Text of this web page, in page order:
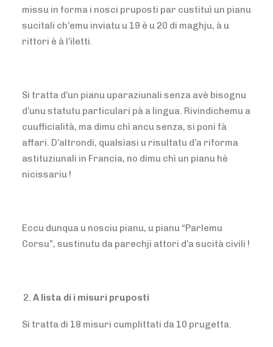
missu in forma i nosci pruposti par custituì un pianu
sucitali ch’emu inviatu u 19 è u 20 di maghju, à u
rittori è à l’iletti.
Si tratta d’un pianu uparaziunali senza avè bisognu
d’unu statutu particulari pà a lingua. Rivindichemu a
cuufficialità, ma dimu chì ancu senza, si poni fà
affari. D’altrondi, qualsìasi u risultatu d’a riforma
astituziunali in Francia, no dimu chì un pianu hè
nicissariu !
Eccu dunqua u nosciu pianu, u pianu “Parlemu
Corsu”, sustinutu da parechji attori d’a sucità civili !
A lista di i misuri pruposti
Si tratta di 18 misuri cumplittati da 10 prugetta.